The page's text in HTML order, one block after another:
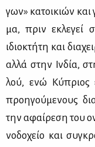
γων» κα­τοι­κιών
μα, πριν εκλε­γεί
ιδιο­κτή­τη και
αλ­λά στην Ιν­δία,
λού, ενώ Κύ­πριος
προη­γού­με­νους
την αφαί­ρε­ση του
νο­δο­χείο και